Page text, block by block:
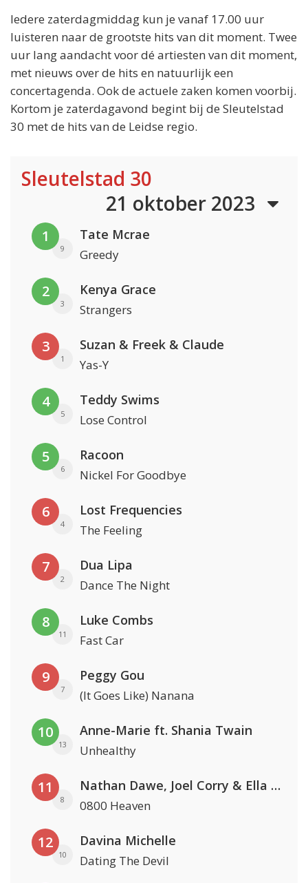
Iedere zaterdagmiddag kun je vanaf 17.00 uur
luisteren naar de grootste hits van dit moment. Twee
uur lang aandacht voor dé artiesten van dit moment,
met nieuws over de hits en natuurlijk een
concertagenda. Ook de actuele zaken komen voorbij.
Kortom je zaterdagavond begint bij de Sleutelstad
30 met de hits van de Leidse regio.
Sleutelstad 30
21 oktober 2023
1
9
Tate Mcrae
Greedy
2
3
Kenya Grace
Strangers
3
1
Suzan & Freek & Claude
Yas-Y
4
5
Teddy Swims
Lose Control
5
6
Racoon
Nickel For Goodbye
6
4
Lost Frequencies
The Feeling
7
2
Dua Lipa
Dance The Night
8
11
Luke Combs
Fast Car
9
7
Peggy Gou
(It Goes Like) Nanana
10
13
Anne-Marie ft. Shania Twain
Unhealthy
11
8
Nathan Dawe, Joel Corry & Ella Henderson
0800 Heaven
12
10
Davina Michelle
Dating The Devil